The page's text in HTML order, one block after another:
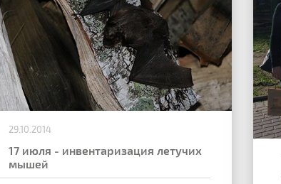
29.10.2014
17 июля - инвентаризация летучих
мышей